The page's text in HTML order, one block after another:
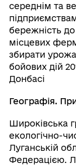
середнім та
бережність
місцевих
збирати
бойових дій
Донбасі
Географія.
Широківська
екологічно-
Луганській
Федерацією.